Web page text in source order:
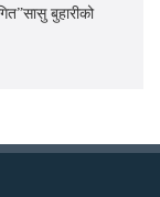
बुहारीको